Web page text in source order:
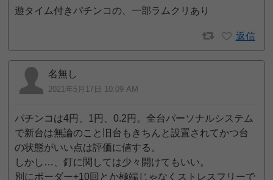
遊タイム付きパチンコの、一部ラムクリあり
返信
名無し
2021年5月17日 10:09 AM
パチンコは4円、1円、0.2円。全台パーソナルシステム
で新台は無論のこと旧台もきちんと設置されてかつ台
の状態がいい点は評価に値する。
しかし…、釘に関しては少々開けてもいい。
別にボーダー+10回とか極端じゃなくストレスフリーで